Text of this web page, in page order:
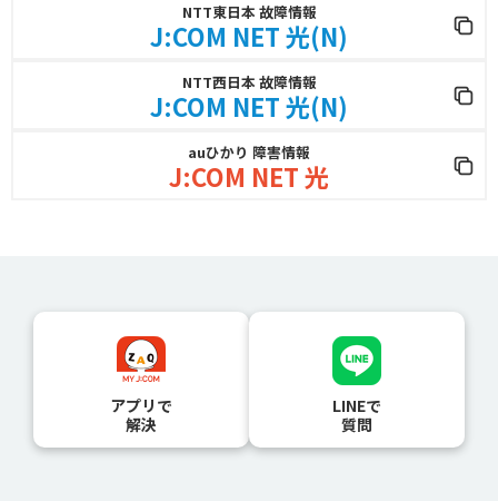
NTT東日本 故障情報
J:COM NET 光(N)
NTT西日本 故障情報
J:COM NET 光(N)
auひかり 障害情報
J:COM NET 光
アプリで
解決
LINEで
質問